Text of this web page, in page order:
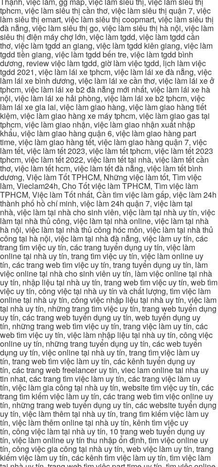
tphcm, việc làm siêu thị cần thơ, việc làm siêu thị quận 7, việc
làm siêu thị emart, việc làm siêu thị coopmart, việc làm siêu thị
đà nẵng, việc làm siêu thị go, việc làm siêu thị hà nội, việc làm
siêu thị điện máy chợ lớn, việc làm tgdd, việc làm tgdd cần
thơ, việc làm tgdd an giang, việc làm tgdd kiên giang, việc làm
tgdd tiền giang, việc làm tgdd bến tre, việc làm tgdd bình
dương, review việc làm tgdd, giờ làm việc tgdd, lịch làm việc
tgdd 2021, việc làm lái xe tphcm, việc làm lái xe đà nẵng, việc
làm lái xe bình dương, việc làm lái xe cần thơ, việc làm lái xe ở
tphcm, việc làm lái xe b2 đà nẵng mới nhất, việc làm lái xe hà
nội, việc làm lái xe hải phòng, việc làm lái xe b2 tphcm, việc
làm lái xe gia lai, việc làm giao hàng, việc làm giao hàng tiết
kiệm, việc làm giao hàng xe máy tphcm, việc làm giao gas tại
tphcm, việc làm giao nhận, việc làm giao nhận xuất nhập
khẩu, việc làm giao hàng quận 6, việc làm giao hàng part
time, việc làm giao hàng tết, việc làm giao hàng quận 7, việc
làm tết, việc làm tết 2023, việc làm tết tphcm, việc làm tết 2023
tphcm, việc làm tết 2022, việc làm tết tại nhà, việc làm tết cần
thơ, việc làm tết hcm, việc làm tết đà nẵng, việc làm tết bình
dương, Việc làm Tốt TPHCM, Những việc làm tốt, Tìm việc
làm, Vieclam24h, Cho Tốt việc làm TPHCM, Tìm việc làm
TPHCM, Việc làm Tốt nhất, Cần tìm việc làm gấp, việc làm 24h
thành phố hồ chí minh, việc làm 24h quận 7, việc làm tại
nhà, việc làm tại nhà cho sinh viên, việc làm tại nhà uy tín, việc
làm tại nhà thủ công, việc làm tại nhà online, việc làm tại nhà
hà nội, việc làm tại nhà thủ công hóc môn, việc làm tại nhà thủ
công tại hà nội, việc làm tại nhà đà nẵng, việc làm uy tín, các
trang tìm việc uy tín, các trang tuyển dụng uy tín, việc làm
online tại nhà uy tín, trang tìm việc uy tín, việc làm online uy
tín, các trang web tìm việc uy tín, trang tuyển dụng uy tín, làm
việc online tại nhà cho sinh viên uy tín, làm việc online tại nhà
uy tín, nhập liệu tại nhà uy tín, trang web tìm việc uy tín, web tìm
việc uy tín, công việc tại nhà uy tín và chất lượng, tìm việc làm
online tại nhà uy tín, công việc nhập liệu tại nhà uy tín, việc làm
tại nhà uy tín, những trang tìm việc uy tín, trang web tuyển dụng
uy tín, các trang web tuyển dụng uy tín, web tuyển dụng uy
tín, những trang web tìm việc uy tín, trang việc làm uy tín, các
web tìm việc uy tín, việc làm nhập liệu tại nhà uy tín, công việc
online uy tín, những trang tuyển dụng uy tín, các web tuyển
dụng uy tín, việc online tại nhà uy tín, trang tìm việc làm uy
tín, trang web tìm việc làm uy tín, các kênh tuyển dụng uy
tín, các trang web freelancer uy tín, viec lam online tai nha uy
tin nhat, các trang tìm việc làm uy tín, các trang việc làm uy
tín, việc làm gia công tại nhà uy tín, website tìm việc uy tín, các
trang tìm kiếm việc làm uy tín, các trang web tìm việc online uy
tín, những trang web tuyển dụng uy tín, các website tuyển dụng
uy tín, việc làm thêm tại nhà uy tín, trang tìm kiếm việc làm uy
tín, việc làm thêm online tại nhà uy tín, kênh tìm việc uy
tín, công việc làm tại nhà uy tín, 10 trang web tuyển dụng uy
tín, việc làm online uy tín thu nhập ổn định, tìm việc online uy
tín, công việc gia công tại nhà uy tín, web việc làm uy tín, trang
kiếm việc làm uy tín, các kênh tìm việc làm uy tín, tìm việc làm